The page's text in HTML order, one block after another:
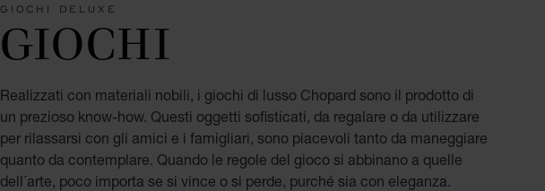
GIOCHI DELUXE
GIOCHI
Realizzati con materiali nobili, i giochi di lusso Chopard sono il prodotto di
un prezioso know-how. Questi oggetti sofisticati, da regalare o da utilizzare
per rilassarsi con gli amici e i famigliari, sono piacevoli tanto da maneggiare
quanto da contemplare. Quando le regole del gioco si abbinano a quelle
dell´arte, poco importa se si vince o si perde, purché sia con eleganza.